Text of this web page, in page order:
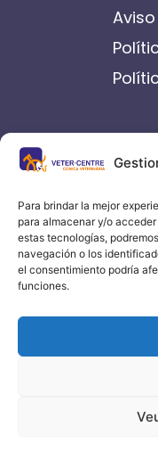
Para brindar la mejor
para almacenar y/o
estas tecnologías,
navegación o los
el consentimiento podría
funciones.
C/